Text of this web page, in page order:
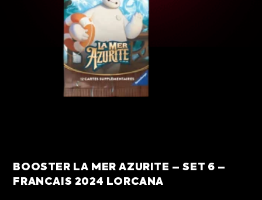
BOOSTER LA MER AZURITE – SET 6 –
FRANCAIS 2024 LORCANA